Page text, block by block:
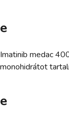
e
Imatinib medac
monohidrátot
e